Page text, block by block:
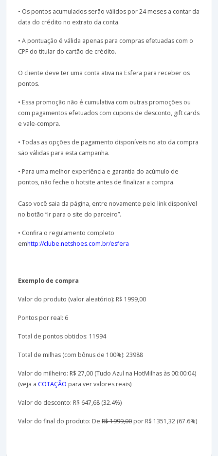
• Os pontos acumulados serão válidos por 24 meses a contar da
data do crédito no extrato da conta.
• A pontuação é válida apenas para compras efetuadas com o
CPF do titular do cartão de crédito.
O cliente deve ter uma conta ativa na Esfera para receber os
pontos.
• Essa promoção não é cumulativa com outras promoções ou
com pagamentos efetuados com cupons de desconto, gift cards
e vale-compra.
• Todas as opções de pagamento disponíveis no ato da compra
são válidas para esta campanha.
• Para uma melhor experiência e garantia do acúmulo de
pontos, não feche o hotsite antes de finalizar a compra.
Caso você saia da página, entre novamente pelo link disponível
no botão “Ir para o site do parceiro”.
• Confira o regulamento completo
emhttp://clube.netshoes.com.br/esfera
Exemplo de compra
Valor do produto (valor aleatório): R$ 1999,00
Pontos por real: 6
Total de pontos obtidos: 11994
Total de milhas (com bônus de 100%): 23988
Valor do milheiro: R$ 27,00 (Tudo Azul na HotMilhas às 00:00:04)
(veja a COTAÇÃO para ver valores reais)
Valor do desconto: R$ 647,68 (32.4%)
Valor do final do produto: De R$ 1999,00 por R$ 1351,32 (67.6%)